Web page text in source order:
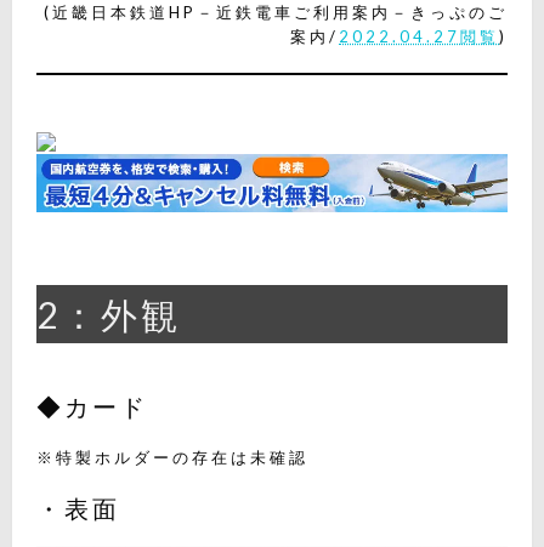
(近畿日本鉄道HP－近鉄電車ご利用案内－きっぷのご
案内/ 2022.04.27閲覧 )
2：外観
◆カード
※特製ホルダーの存在は未確認
・表面